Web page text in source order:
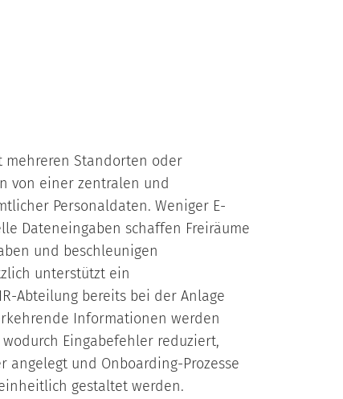
mehreren Standorten oder
von einer zentralen und
Personaldaten. Weniger E-
Dateneingaben schaffen Freiräume
und beschleunigen
unterstützt ein
Abteilung bereits bei der Anlage
Informationen werden
Eingabefehler reduziert,
angelegt und Onboarding-Prozesse
gestaltet werden.